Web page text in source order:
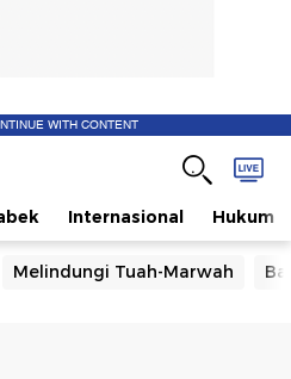
WITH CONTENT
Internasional Hukum
Melindungi Tuah-Marwah